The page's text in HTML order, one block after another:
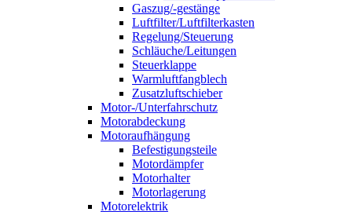
Gaszug/-gestänge
Luftfilter/Luftfilterkasten
Regelung/Steuerung
Schläuche/Leitungen
Steuerklappe
Warmluftfangblech
Zusatzluftschieber
Motor-/Unterfahrschutz
Motorabdeckung
Motoraufhängung
Befestigungsteile
Motordämpfer
Motorhalter
Motorlagerung
Motorelektrik